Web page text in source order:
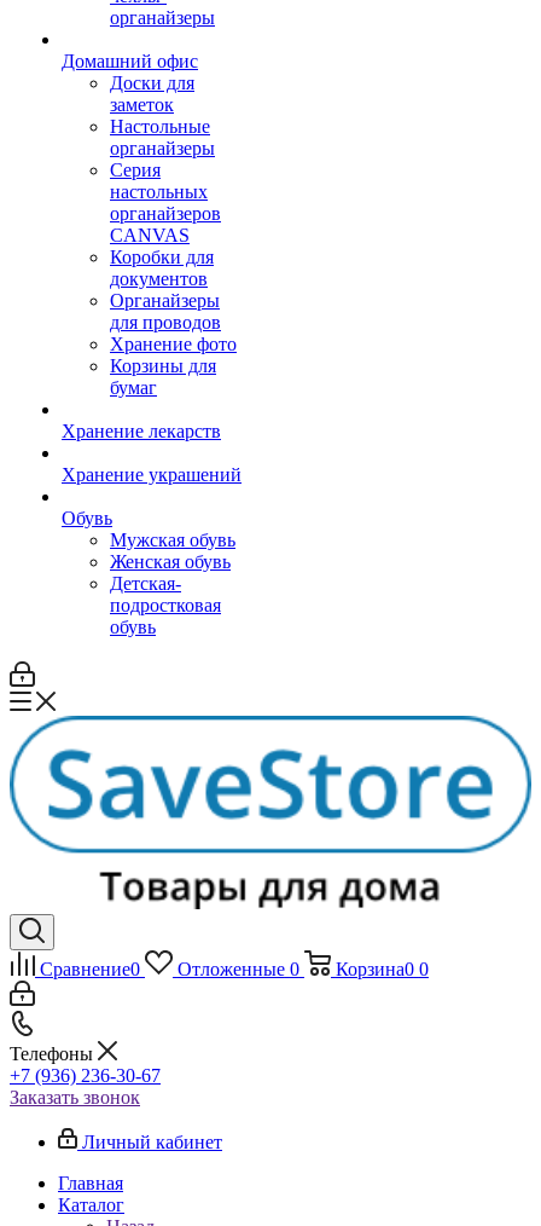
органайзеры
Домашний офис
Доски для
заметок
Настольные
органайзеры
Серия
настольных
органайзеров
CANVAS
Коробки для
документов
Органайзеры
для проводов
Хранение фото
Корзины для
бумаг
Хранение лекарств
Хранение украшений
Обувь
Мужская обувь
Женская обувь
Детская-
подростковая
обувь
Сравнение0 Отложенные 0 Корзина0 0
Телефоны
+7 (936) 236-30-67
Заказать звонок
Личный кабинет
Главная
Каталог